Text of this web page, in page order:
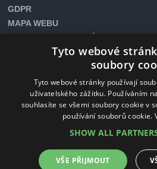
GDPR
MAPA WEBU
Chci odebírat newsletter
Sociální média
Facebook Instagram TripAdvisor
Tyto webové
soubory
Tyto webové stránky používají
uživatelského zážitku. Používáním
souhlasíte se všemi soubory cookie v
používání souborů cookie.
SHOW ALL
VŠE PŘIJMOUT